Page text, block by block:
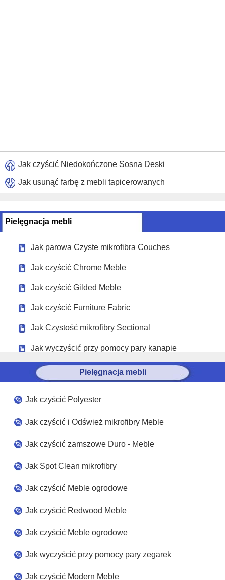
Jak czyścić Niedokończone Sosna Deski
Jak usunąć farbę z mebli tapicerowanych
Pielęgnacja mebli
Jak parowa Czyste mikrofibra Couches
Jak czyścić Chrome Meble
Jak czyścić Gilded Meble
Jak czyścić Furniture Fabric
Jak Czystość mikrofibry Sectional
Jak wyczyścić przy pomocy pary kanapie
Pielęgnacja mebli
Jak czyścić Polyester
Jak czyścić i Odśwież mikrofibry Meble
Jak czyścić zamszowe Duro - Meble
Jak Spot Clean mikrofibry
Jak czyścić Meble ogrodowe
Jak czyścić Redwood Meble
Jak czyścić Meble ogrodowe
Jak wyczyścić przy pomocy pary zegarek
Jak czyścić Modern Meble